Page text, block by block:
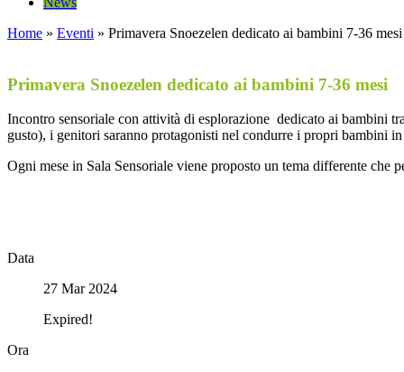
Home » Eventi » Primavera Snoezelen dedicato ai bambini 7-36 mesi
Primavera Snoezelen dedicato ai bambini 7-36 mesi
Incontro sensoriale con attività di esplorazione dedicato ai bambini
gusto), i genitori saranno protagonisti nel condurre i propri bambini
Ogni mese in Sala Sensoriale viene proposto un tema differente che
Data
27 Mar 2024
Expired!
Ora